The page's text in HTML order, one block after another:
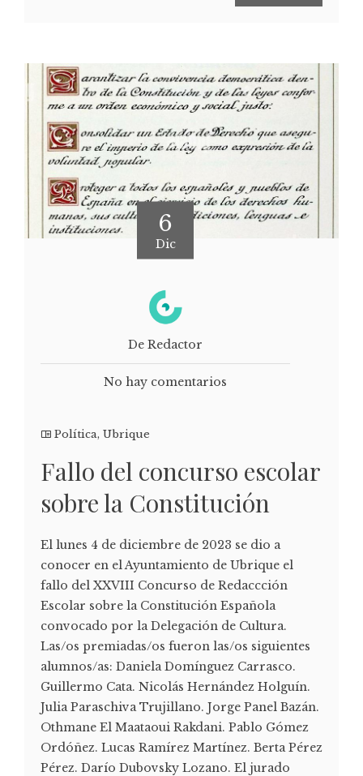
6
Dic
De Redactor
No hay comentarios
Política, Ubrique
Fallo del concurso escolar
sobre la Constitución
El lunes 4 de diciembre de 2023 se dio a
conocer en el Ayuntamiento de Ubrique el
fallo del XXVIII Concurso de Redaccción
Escolar sobre la Constitución Española
convocado por la Delegación de Cultura.
Las/os premiadas/os fueron las/os siguientes
alumnos/as: Daniela Domínguez Carrasco.
Guillermo Cata. Nicolás Hernández Holguín.
Julia Paraschiva Trujillano. Jorge Panel Bazán.
Othmane El Maataoui Rakdani. Pablo Gómez
Ordóñez. Lucas Ramírez Martínez. Berta Pérez
Pérez. Darío Dubovsky Lozano. El jurado